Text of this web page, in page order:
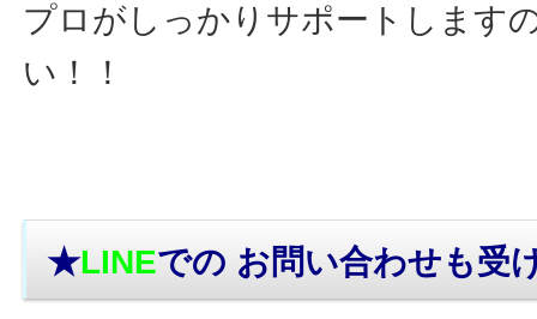
プロがしっかりサポートします
い！！
★LINEでの お問い合わせも受